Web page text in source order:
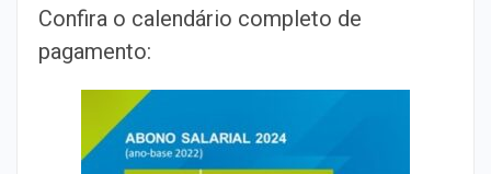
Confira o calendário completo de
pagamento: